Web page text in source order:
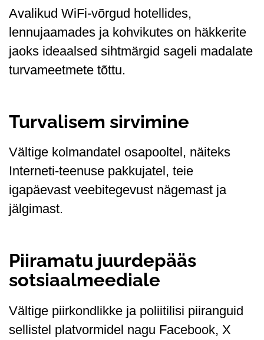
Avalikud WiFi-võrgud hotellides,
lennujaamades ja kohvikutes on häkkerite
jaoks ideaalsed sihtmärgid sageli madalate
turvameetmete tõttu.
Turvalisem sirvimine
Vältige kolmandatel osapooltel, näiteks
Interneti-teenuse pakkujatel, teie
igapäevast veebitegevust nägemast ja
jälgimast.
Piiramatu juurdepääs
sotsiaalmeediale
Vältige piirkondlikke ja poliitilisi piiranguid
sellistel platvormidel nagu Facebook, X